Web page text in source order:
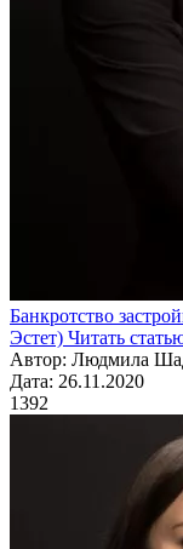
Банкротство
Эстет) Читать
Автор: Людмила
Дата: 26.11.2020
1392